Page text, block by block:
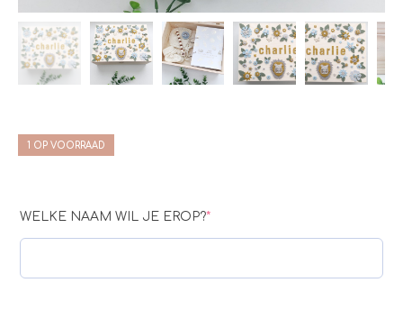
1 OP VOORRAAD
WELKE NAAM WIL JE EROP?*